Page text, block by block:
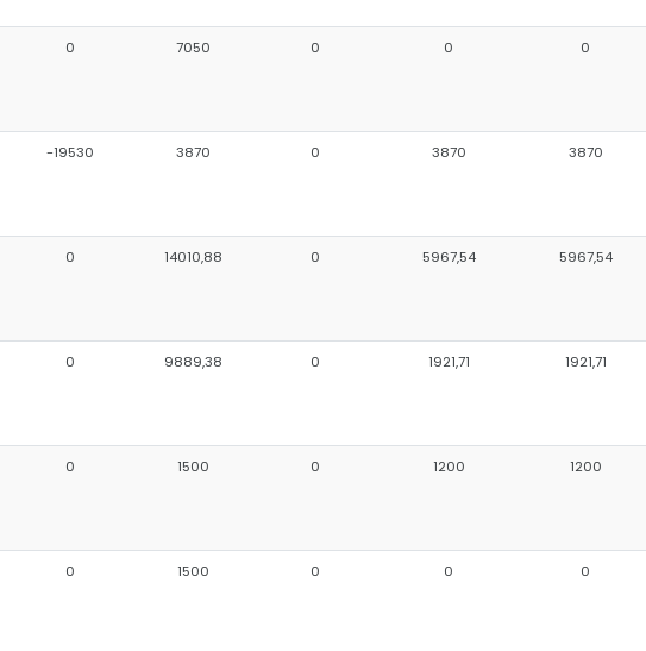
0 7050 0 0 0
-19530 3870 0 3870 3870
0 14010,88 0 5967,54 5967,54
0 9889,38 0 1921,71 1921,71
0 1500 0 1200 1200
0 1500 0 0 0